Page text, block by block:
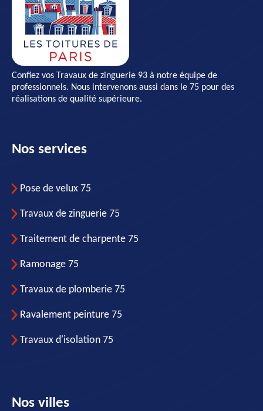
Confiez vos Travaux de zinguerie 93 à notre équipe de
professionnels. Nous intervenons aussi dans le 75 pour des
réalisations de qualité supérieure.
Nos services
Pose de velux 75
Travaux de zinguerie 75
Traitement de charpente 75
Ramonage 75
Travaux de plomberie 75
Ravalement peinture 75
Travaux d'isolation 75
Nos villes